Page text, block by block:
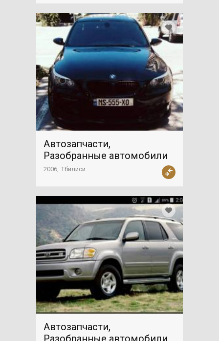
Автозапчасти,
Разобранные автомобили
2006 Тбилиси
Автозапчасти,
Разобранные автомобили,